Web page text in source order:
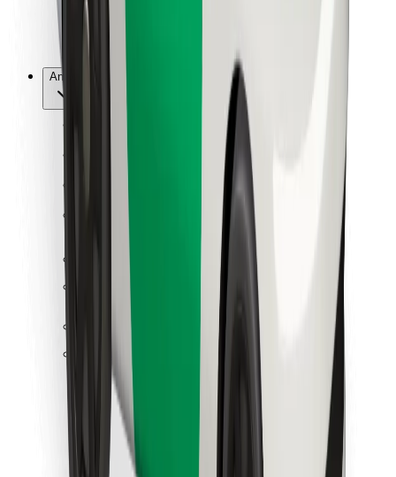
For restauranter
Bolt for Business
Andet
Vilkår og betingelser
Sikkerhed
Få en tur på få minutter!
Download Bolt-appen
Find din yndlingsmad!
Download Bolt Food-appen